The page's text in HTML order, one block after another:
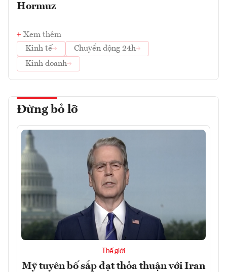
Hormuz
Xem thêm
Kinh tế
Chuyển động 24h
Kinh doanh
Đừng bỏ lỡ
Thế giới
Mỹ tuyên bố sắp đạt thỏa thuận với Iran